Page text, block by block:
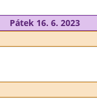
Pátek 16. 6. 2023